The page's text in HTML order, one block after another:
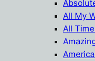
All My
All